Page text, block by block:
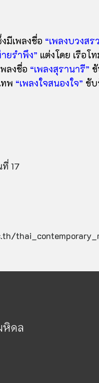
มีเพลงชื่อ “เพลงบวงสร
ยรำพึง” แต่งโดย เรือโ
ลงชื่อ “เพลงสุรานารี”
พ “เพลงใจสนองใจ” ขั
17
หิดล